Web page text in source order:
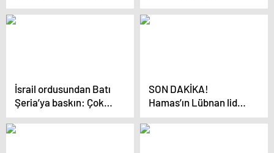
Ekim’de toplanacak
İsrail ordusundan Batı
Şeria’ya baskın: Çok
sayıda gözaltı
SON DAKİKA!
Hamas’ın Lübnan lideri
Fetih Şerif Ebu El Emin
öldürüldü